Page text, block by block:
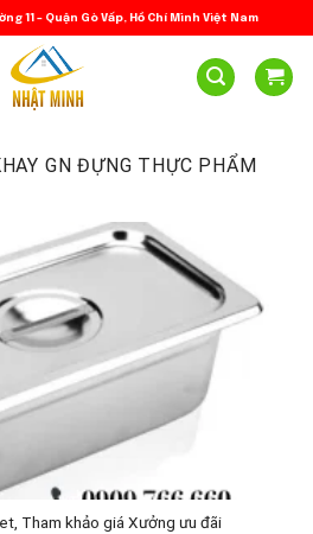
11 – Quận Gò Vấp, Hồ Chí Minh Việt Nam
GN ĐỰNG THỰC PHẨM
Tham khảo giá Xưởng ưu đãi